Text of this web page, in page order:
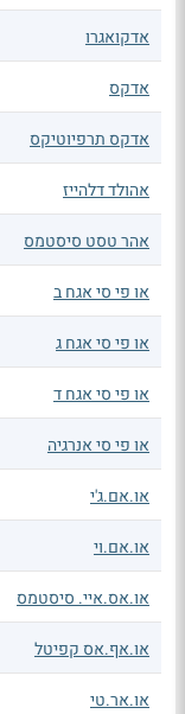
אדקואגרו
אדקס
אדקס תרפיוטיקס
אהולד דלהייז
אהר טסט סיסטמס
או פי סי אגח ב
או פי סי אגח ג
או פי סי אגח ד
או פי סי אנרגיה
או.אם.ג'י
או.אם.וי
או.אס.איי. סיסטמס
או.אף.אס קפיטל
או.אר.טי